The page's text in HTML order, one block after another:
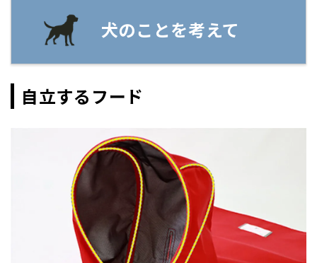
犬のことを考えて
自立するフード